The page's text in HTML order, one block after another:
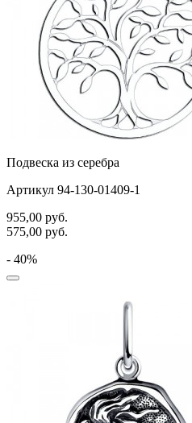
Подвеска из серебра
Артикул 94-130-01409-1
955,00 руб.
575,00 руб.
- 40%